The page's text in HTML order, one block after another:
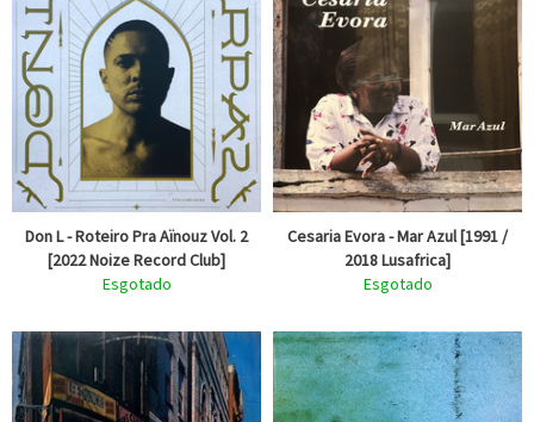
Don L - Roteiro Pra Aïnouz Vol. 2
[2022 Noize Record Club]
Esgotado
Cesaria Evora - Mar Azul [1991 /
2018 Lusafrica]
Esgotado